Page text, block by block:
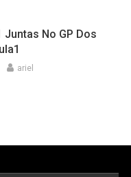
Juntas No GP Dos
ariel